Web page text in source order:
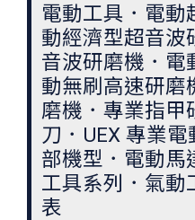
電動工具．電動
動經濟型超音波
音波研磨機．電
動無刷高速研磨
磨機．專業指甲
刀．UEX 專業
部機型．電動馬
工具系列．氣動
表